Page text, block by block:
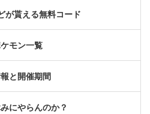
が貰える無料コード
モン一覧
と開催期間
にやらんのか？